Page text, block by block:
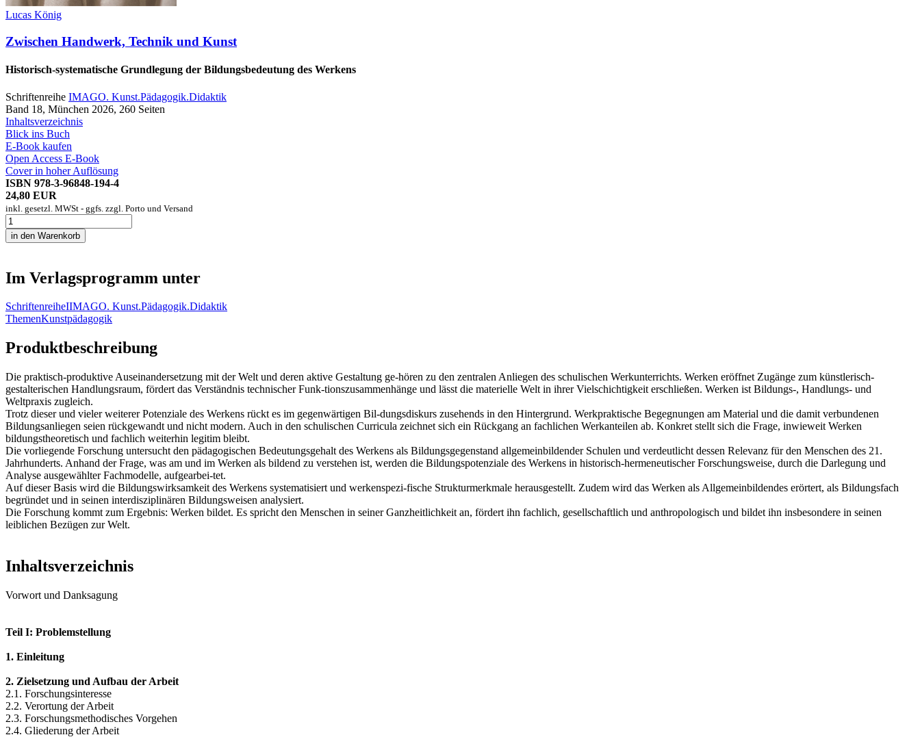
Lucas König
Zwischen Handwerk, Technik und Kunst
Historisch-systematische Grundlegung der Bildungsbedeutung des Werkens
Schriftenreihe IMAGO. Kunst.Pädagogik.Didaktik
Band 18, München 2026, 260 Seiten
Inhaltsverzeichnis
Blick ins Buch
E-Book kaufen
Open Access E-Book
Cover in hoher Auflösung
ISBN 978-3-96848-194-4
24,80 EUR
inkl. gesetzl. MWSt - ggfs. zzgl. Porto und Versand
Im Verlagsprogramm unter
SchriftenreiheIIMAGO. Kunst.Pädagogik.Didaktik
ThemenKunstpädagogik
Produktbeschreibung
Die praktisch-produktive Auseinandersetzung mit der Welt und deren aktive Gestaltung ge-hören zu den zentralen Anliegen des schulischen Werkunterrichts. Werken eröffnet Zugänge zum künstlerisch-
gestalterischen Handlungsraum, fördert das Verständnis technischer Funk-tionszusammenhänge und lässt die materielle Welt in ihrer Vielschichtigkeit erschließen. Werken ist Bildungs-, Handlungs- und
Weltpraxis zugleich.
Trotz dieser und vieler weiterer Potenziale des Werkens rückt es im gegenwärtigen Bil-dungsdiskurs zusehends in den Hintergrund. Werkpraktische Begegnungen am Material und die damit verbundenen
Bildungsanliegen seien rückgewandt und nicht modern. Auch in den schulischen Curricula zeichnet sich ein Rückgang an fachlichen Werkanteilen ab. Konkret stellt sich die Frage, inwieweit Werken
bildungstheoretisch und fachlich weiterhin legitim bleibt.
Die vorliegende Forschung untersucht den pädagogischen Bedeutungsgehalt des Werkens als Bildungsgegenstand allgemeinbildender Schulen und verdeutlicht dessen Relevanz für den Menschen des 21.
Jahrhunderts. Anhand der Frage, was am und im Werken als bildend zu verstehen ist, werden die Bildungspotenziale des Werkens in historisch-hermeneutischer Forschungsweise, durch die Darlegung und
Analyse ausgewählter Fachmodelle, aufgearbei-tet.
Auf dieser Basis wird die Bildungswirksamkeit des Werkens systematisiert und werkenspezi-fische Strukturmerkmale herausgestellt. Zudem wird das Werken als Allgemeinbildendes erörtert, als Bildungsfach
begründet und in seinen interdisziplinären Bildungsweisen analysiert.
Die Forschung kommt zum Ergebnis: Werken bildet. Es spricht den Menschen in seiner Ganzheitlichkeit an, fördert ihn fachlich, gesellschaftlich und anthropologisch und bildet ihn insbesondere in seinen
leiblichen Bezügen zur Welt.
Inhaltsverzeichnis
Vorwort und Danksagung
Teil I: Problemstellung
1. Einleitung
2. Zielsetzung und Aufbau der Arbeit
2.1. Forschungsinteresse
2.2. Verortung der Arbeit
2.3. Forschungsmethodisches Vorgehen
2.4. Gliederung der Arbeit